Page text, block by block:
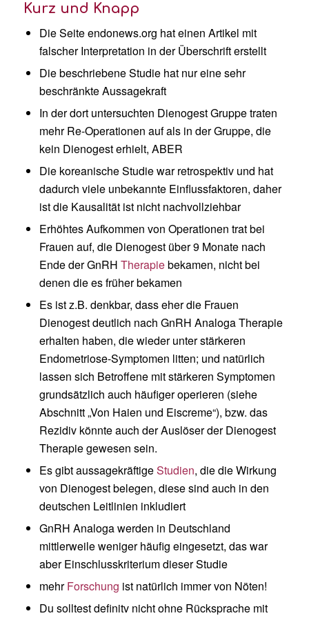
Kurz und Knapp
Die Seite endonews.org hat einen Artikel mit
falscher Interpretation in der Überschrift erstellt
Die beschriebene Studie hat nur eine sehr
beschränkte Aussagekraft
In der dort untersuchten Dienogest Gruppe traten
mehr Re-Operationen auf als in der Gruppe, die
kein Dienogest erhielt, ABER
Die koreanische Studie war retrospektiv und hat
dadurch viele unbekannte Einflussfaktoren, daher
ist die Kausalität ist nicht nachvollziehbar
Erhöhtes Aufkommen von Operationen trat bei
Frauen auf, die Dienogest über 9 Monate nach
Ende der GnRH Therapiebekamen, nicht bei
denen die es früher bekamen
Es ist z.B. denkbar, dass eher die Frauen
Dienogest deutlich nach GnRH Analoga Therapie
erhalten haben, die wieder unter stärkeren
Endometriose-Symptomen litten; und natürlich
lassen sich Betroffene mit stärkeren Symptomen
grundsätzlich auch häufiger operieren (siehe
Abschnitt „Von Haien und Eiscreme“), bzw. das
Rezidiv könnte auch der Auslöser der Dienogest
Therapie gewesen sein.
Es gibt aussagekräftigeStudien, die die Wirkung
von Dienogest belegen, diese sind auch in den
deutschen Leitlinien inkludiert
GnRH Analoga werden in Deutschland
mittlerweile weniger häufig eingesetzt, das war
aber Einschlusskriterium dieser Studie
mehrForschung ist natürlich immer von Nöten!
Du solltest definitv nicht ohne Rücksprache mit